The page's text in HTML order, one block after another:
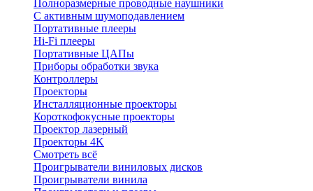
Полноразмерные проводные наушники
С активным шумоподавлением
Портативные плееры
Hi-Fi плееры
Портативные ЦАПы
Приборы обработки звука
Контроллеры
Проекторы
Инсталляционные проекторы
Короткофокусные проекторы
Проектор лазерный
Проекторы 4K
Смотреть всё
Проигрыватели виниловых дисков
Проигрыватели винила